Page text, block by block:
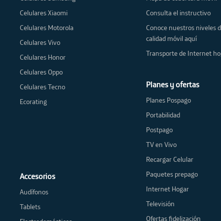
Celulares Xiaomi
Celulares Motorola
Celulares Vivo
Celulares Honor
Celulares Oppo
Celulares Tecno
Ecorating
Accesorios
Audífonos
Tablets
Consulta el instructivo
Conoce nuestros niveles
calidad móvil aquí
Transporte de Internet
Planes y ofertas
Planes Pospago
Portabilidad
Postpago
TV en Vivo
Recargar Celular
Paquetes prepago
Internet Hogar
Televisión
Ofertas fidelización